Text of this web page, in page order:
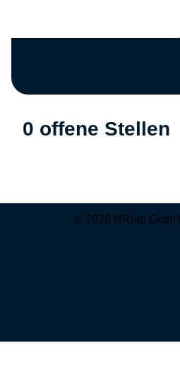
0 offene Stellen
© 2026 HRlab GmbH